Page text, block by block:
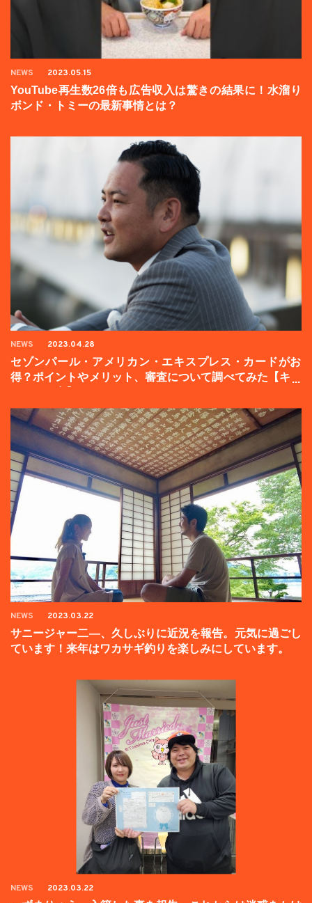
NEWS 2023.05.15
YouTube再生数26倍も広告収入は驚きの結果に！水溜り
ボンド・トミーの最新事情とは？
NEWS 2023.04.28
セゾンパール・アメリカン・エキスプレス・カードがお
得？ポイントやメリット、審査について調べてみた【キャ
NEWS 2023.03.22
サニージャー二―、久しぶりに近況を報告。元気に過ごし
ています！来年はワカサギ釣りを楽しみにしています。
NEWS 2023.03.22